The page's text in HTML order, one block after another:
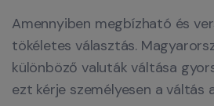
Amennyiben megbízható és
tökéletes választás.
különböző valuták váltása
ezt kérje személyesen a váltás